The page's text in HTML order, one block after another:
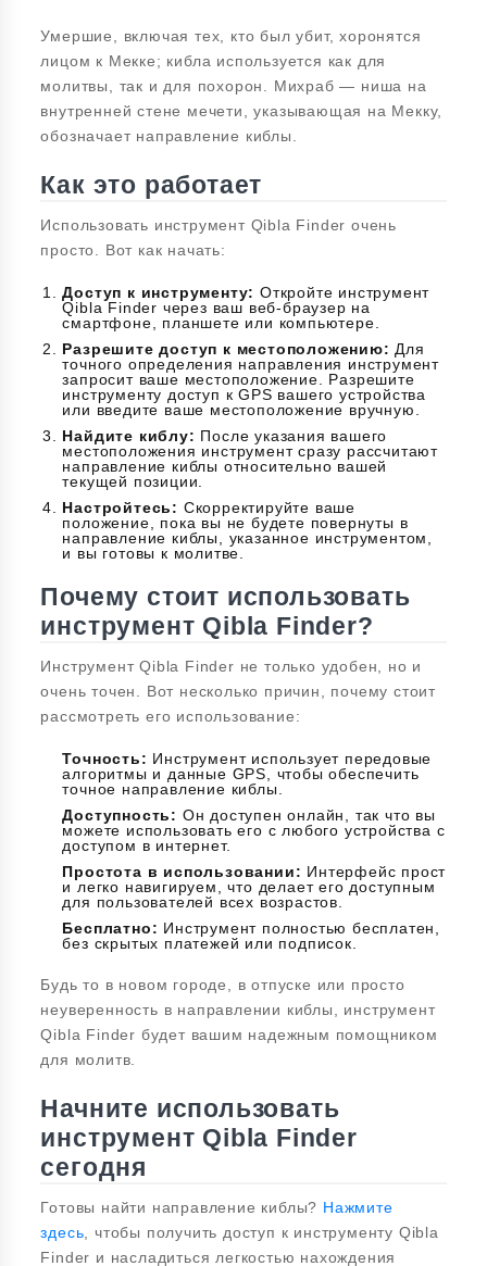
Умершие, включая тех, кто был убит, хоронятся
лицом к Мекке; кибла используется как для
молитвы, так и для похорон. Михраб — ниша на
внутренней стене мечети, указывающая на Мекку,
обозначает направление киблы.
Как это работает
Использовать инструмент Qibla Finder очень
просто. Вот как начать:
Доступ к инструменту: Откройте инструмент
Qibla Finder через ваш веб-браузер на
смартфоне, планшете или компьютере.
Разрешите доступ к местоположению: Для
точного определения направления инструмент
запросит ваше местоположение. Разрешите
инструменту доступ к GPS вашего устройства
или введите ваше местоположение вручную.
Найдите киблу: После указания вашего
местоположения инструмент сразу рассчитают
направление киблы относительно вашей
текущей позиции.
Настройтесь: Скорректируйте ваше
положение, пока вы не будете повернуты в
направление киблы, указанное инструментом,
и вы готовы к молитве.
Почему стоит использовать
инструмент Qibla Finder?
Инструмент Qibla Finder не только удобен, но и
очень точен. Вот несколько причин, почему стоит
рассмотреть его использование:
Точность: Инструмент использует передовые
алгоритмы и данные GPS, чтобы обеспечить
точное направление киблы.
Доступность: Он доступен онлайн, так что вы
можете использовать его с любого устройства с
доступом в интернет.
Простота в использовании: Интерфейс прост
и легко навигируем, что делает его доступным
для пользователей всех возрастов.
Бесплатно: Инструмент полностью бесплатен,
без скрытых платежей или подписок.
Будь то в новом городе, в отпуске или просто
неуверенность в направлении киблы, инструмент
Qibla Finder будет вашим надежным помощником
для молитв.
Начните использовать
инструмент Qibla Finder
сегодня
Готовы найти направление киблы? Нажмите
здесь , чтобы получить доступ к инструменту Qibla
Finder и насладиться легкостью нахождения